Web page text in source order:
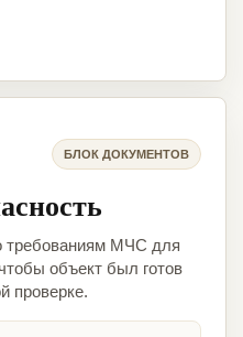
БЛОК ДОКУМЕНТОВ
требованиям МЧС для
объект был готов
проверке.